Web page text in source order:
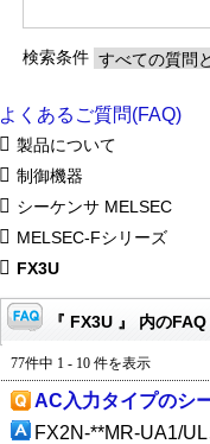
検索条件
よくあるご質問(FAQ)
製品について
制御機器
シーケンサ MELSEC
MELSEC-Fシリーズ
FX3U
『 FX3U 』 内のFAQ
77件中 1 - 10 件を表示
AC入力タイプのシ
FX2N-**MR-UA1/